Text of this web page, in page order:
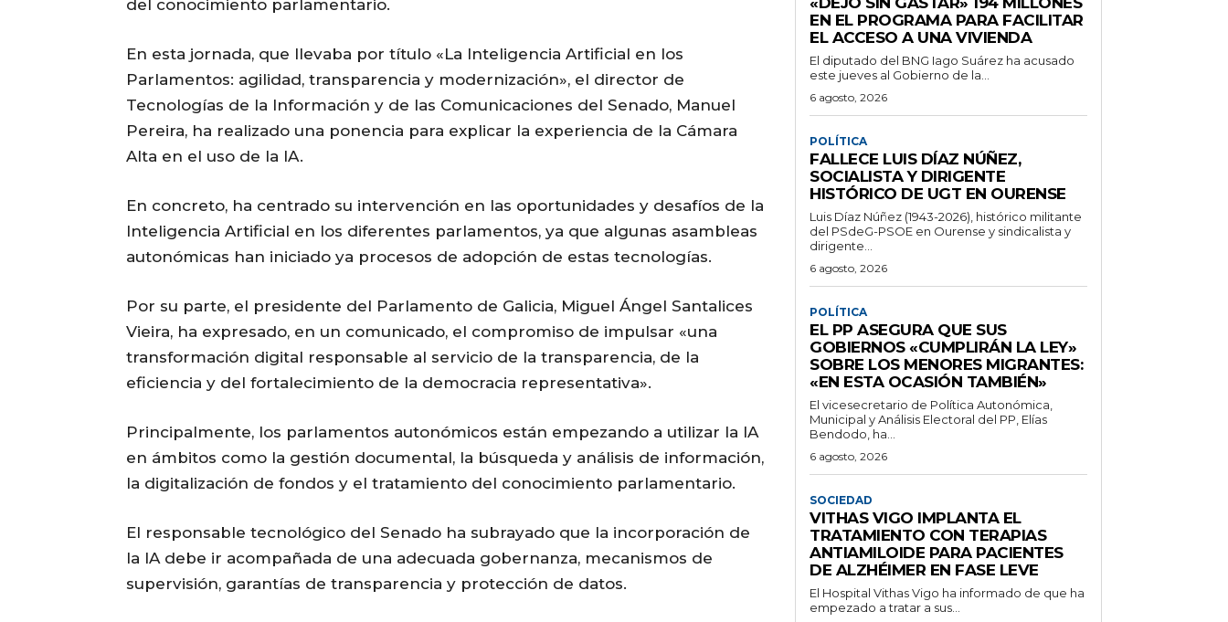
del conocimiento parlamentario.
En esta jornada, que llevaba por título «La Inteligencia Artificial en los
Parlamentos: agilidad, transparencia y modernización», el director de
Tecnologías de la Información y de las Comunicaciones del Senado, Manuel
Pereira, ha realizado una ponencia para explicar la experiencia de la Cámara
Alta en el uso de la IA.
En concreto, ha centrado su intervención en las oportunidades y desafíos de la
Inteligencia Artificial en los diferentes parlamentos, ya que algunas asambleas
autonómicas han iniciado ya procesos de adopción de estas tecnologías.
Por su parte, el presidente del Parlamento de Galicia, Miguel Ángel Santalices
Vieira, ha expresado, en un comunicado, el compromiso de impulsar «una
transformación digital responsable al servicio de la transparencia, de la
eficiencia y del fortalecimiento de la democracia representativa».
Principalmente, los parlamentos autonómicos están empezando a utilizar la IA
en ámbitos como la gestión documental, la búsqueda y análisis de información,
la digitalización de fondos y el tratamiento del conocimiento parlamentario.
El responsable tecnológico del Senado ha subrayado que la incorporación de
la IA debe ir acompañada de una adecuada gobernanza, mecanismos de
supervisión, garantías de transparencia y protección de datos.
EN EL PROGRAMA PARA FACILITAR
EL ACCESO A UNA VIVIENDA
El diputado del BNG Iago Suárez ha acusado
este jueves al Gobierno de la...
6 agosto, 2026
POLÍTICA
FALLECE LUIS DÍAZ NÚÑEZ,
SOCIALISTA Y DIRIGENTE
HISTÓRICO DE UGT EN OURENSE
Luis Díaz Núñez (1943-2026), histórico militante
del PSdeG-PSOE en Ourense y sindicalista y
dirigente...
6 agosto, 2026
POLÍTICA
EL PP ASEGURA QUE SUS
GOBIERNOS «CUMPLIRÁN LA LEY»
SOBRE LOS MENORES MIGRANTES:
«EN ESTA OCASIÓN TAMBIÉN»
El vicesecretario de Política Autonómica,
Municipal y Análisis Electoral del PP, Elías
Bendodo, ha...
6 agosto, 2026
SOCIEDAD
VITHAS VIGO IMPLANTA EL
TRATAMIENTO CON TERAPIAS
ANTIAMILOIDE PARA PACIENTES
DE ALZHÉIMER EN FASE LEVE
El Hospital Vithas Vigo ha informado de que ha
empezado a tratar a sus...